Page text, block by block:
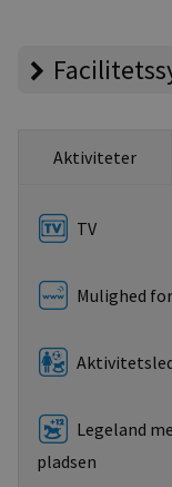
Aktiviteter
TV
Mulighed
Legeland
pladsen